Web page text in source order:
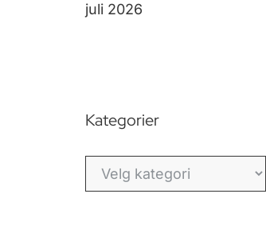
juli 2026
Kategorier
Kategorier